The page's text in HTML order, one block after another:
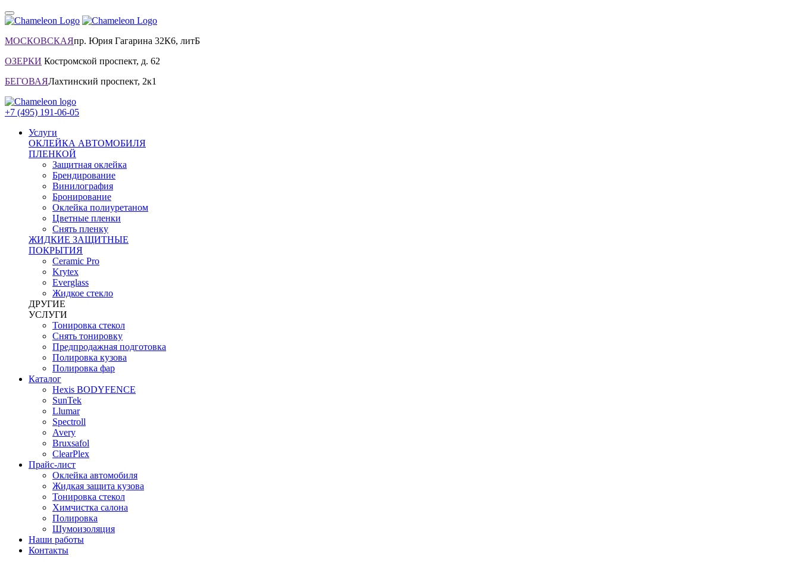
МОСКОВСКАЯпр. Юрия Гагарина 32К6, литБ
ОЗЕРКИ Костромской проспект, д. 62
БЕГОВАЯЛахтинский проспект, 2к1
+7 (495) 191-06-05
Услуги
ОКЛЕЙКА АВТОМОБИЛЯ
ПЛЕНКОЙ
Защитная оклейка
Брендирование
Винилография
Бронирование
Оклейка полиуретаном
Цветные пленки
Снять пленку
ЖИДКИЕ ЗАЩИТНЫЕ
ПОКРЫТИЯ
Ceramic Pro
Krytex
Everglass
Жидкое стекло
ДРУГИЕ
УСЛУГИ
Тонировка стекол
Снять тонировку
Предпродажная подготовка
Полировка кузова
Полировка фар
Каталог
Hexis BODYFENCE
SunTek
Llumar
Spectroll
Avery
Bruxsafol
ClearPlex
Прайс-лист
Оклейка автомобиля
Жидкая защита кузова
Тонировка стекол
Химчистка салона
Полировка
Шумоизоляция
Наши работы
Контакты